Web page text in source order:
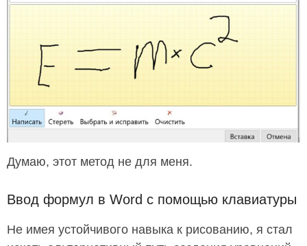
Думаю, этот метод не для меня.
Ввод формул в Word с помощью клавиатуры
Не имея устойчивого навыка к рисованию, я стал